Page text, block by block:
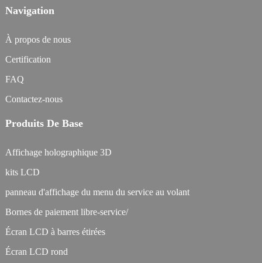
Navigation
À propos de nous
Certification
FAQ
Contactez-nous
Produits De Base
Affichage holographique 3D
kits LCD
panneau d'affichage du menu du service au volant
Bornes de paiement libre-service/
Écran LCD à barres étirées
Écran LCD rond